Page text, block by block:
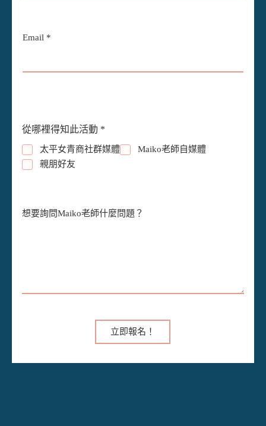
Email *
別
姓
名
u
從哪裡得知此活動 *
太平女青商社群媒體
Maiko老師自媒體
親朋好友
想要詢問Maiko老師什麼問題？
立即報名！